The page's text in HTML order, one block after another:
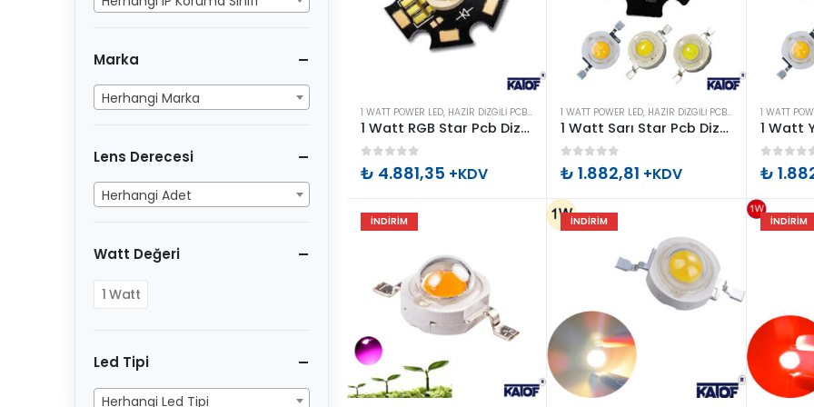
1 WATT POWER LED, HAZIR DIZGILI PCB POWER LED ,POWER LEDLER
1 Watt RGB Star Pcb Dizgili Power Led (50 Adet)
out of 5
₺ 4.881,35 +KDV
1 WATT POWER LED, HAZIR DIZGILI PCB POWER LED ,
1 Watt Sarı Star Pcb Dizgili Power Led 50 Adet
out of 5
₺ 1.882,81 +KDV
1 WATT
out
₺
İNDIRIM İNDIRIM İNDIRIM
Marka
Herhangi Marka
Lens Derecesi
Herhangi Adet
Watt Değeri
1 Watt
Led Tipi
Herhangi Led Tipi